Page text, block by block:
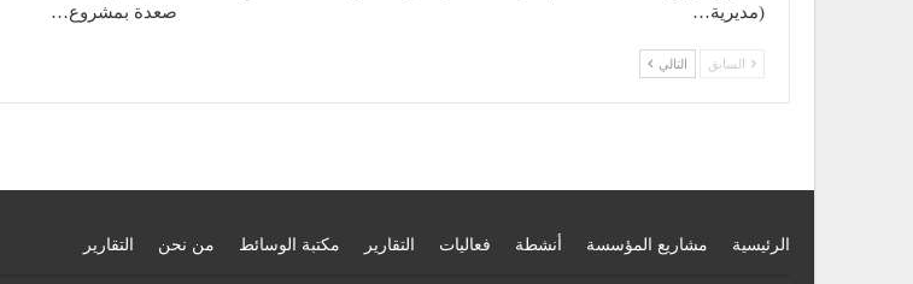
(مديرية…
صعدة بمشروع…
السابق التالي
الرئيسية مشاريع المؤسسة أنشطة فعاليات التقارير مكتبة الوسائط من نحن التقارير